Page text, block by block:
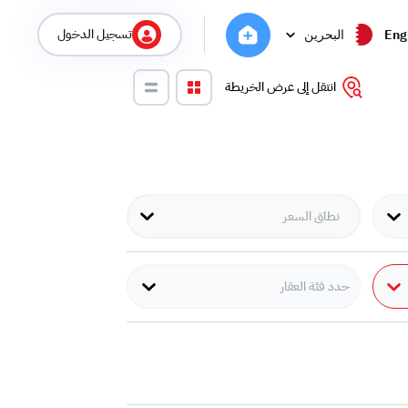
البحرين تسجيل الدخول
انتقل إلى عرض الخريطة
حدد فئة العقار